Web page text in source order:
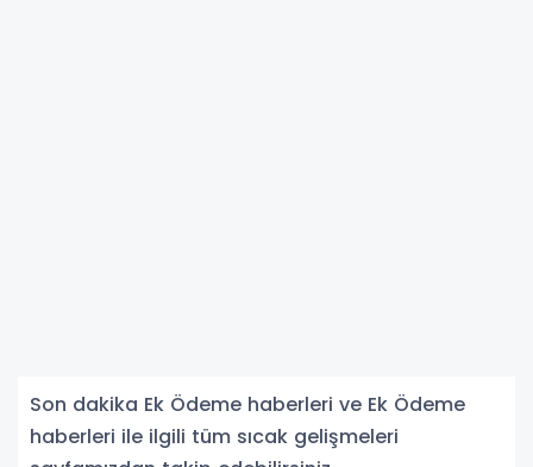
Son dakika Ek Ödeme haberleri ve Ek Ödeme
haberleri ile ilgili tüm sıcak gelişmeleri